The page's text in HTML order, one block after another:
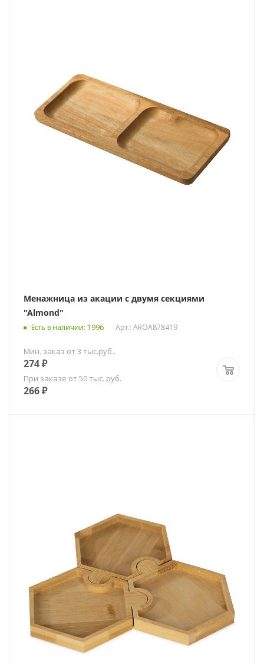
Менажница из акации с двумя секциями
"Almond"
Есть в наличии: 1996 Арт.: AROA878419
Мин. заказ от 3 тыс.руб..
274₽
При заказе от 50 тыс. руб.
266₽